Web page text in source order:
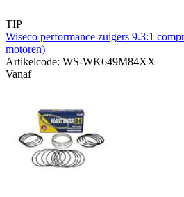
TIP
Wiseco performance zuigers 9.3:1
motoren)
Artikelcode: WS-WK649M84XX
Vanaf